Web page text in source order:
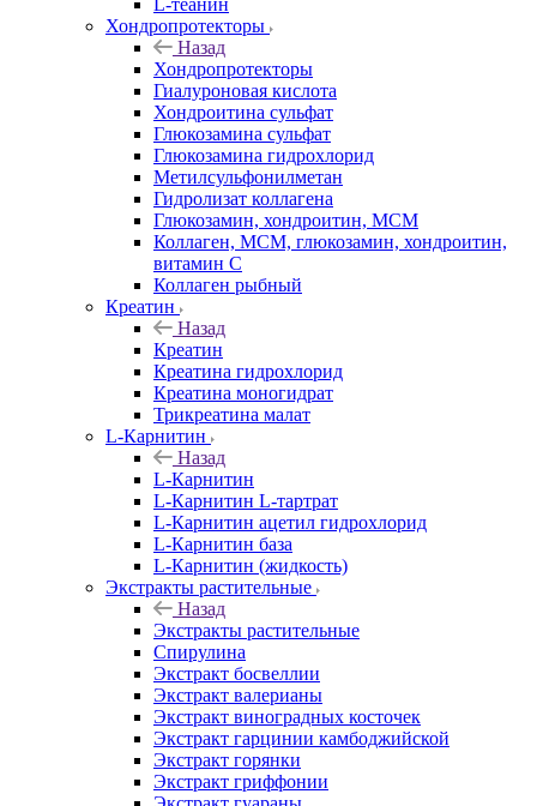
L-теанин
Хондропротекторы
Назад
Хондропротекторы
Гиалуроновая кислота
Хондроитина сульфат
Глюкозамина сульфат
Глюкозамина гидрохлорид
Метилсульфонилметан
Гидролизат коллагена
Глюкозамин, хондроитин, МСМ
Коллаген, МСМ, глюкозамин, хондроитин,
витамин С
Коллаген рыбный
Креатин
Назад
Креатин
Креатина гидрохлорид
Креатина моногидрат
Трикреатина малат
L-Карнитин
Назад
L-Карнитин
L-Карнитин L-тартрат
L-Карнитин ацетил гидрохлорид
L-Карнитин база
L-Карнитин (жидкость)
Экстракты растительные
Назад
Экстракты растительные
Спирулина
Экстракт босвеллии
Экстракт валерианы
Экстракт виноградных косточек
Экстракт гарцинии камбоджийской
Экстракт горянки
Экстракт гриффонии